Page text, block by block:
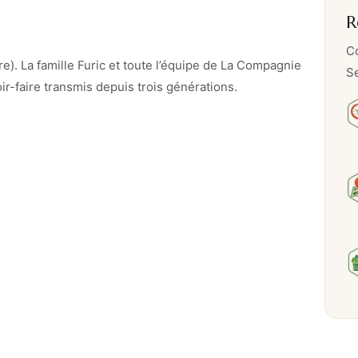
e
M
La famille Furic et toute l’équipe de La Compagnie
faire transmis depuis trois générations.